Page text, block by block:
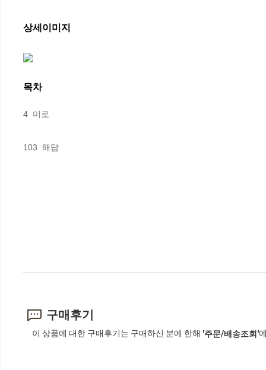
상세이미지
목차
4  미로
103  해답
구매후기
이 상품에 대한 구매후기는 구매하신 분에 한해 '주문/배송조회'